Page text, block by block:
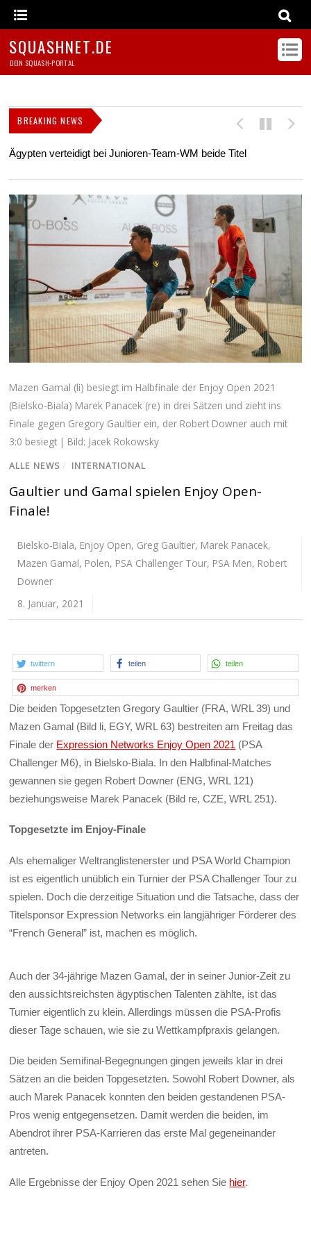
SQUASHNET.DE
DEIN SQUASH-PORTAL
BREAKING NEWS
Ägypten verteidigt bei Junioren-Team-WM beide Titel
Mazen Gamal (li) besiegt im Halbfinale der Enjoy Open 2021
(Bielsko-Biala) Marek Panacek (re) in drei Sätzen und zieht ins
Finale gegen Gregory Gaultier ein, der Robert Downer auch mit
3:0 besiegt | Bild: Jacek Rokowsky
ALLE NEWS / INTERNATIONAL
Gaultier und Gamal spielen Enjoy Open-
Finale!
Bielsko-Biala, Enjoy Open, Greg Gaultier, Marek Panacek,
Mazen Gamal, Polen, PSA Challenger Tour, PSA Men, Robert
Downer
8. Januar, 2021
twittern teilen teilen
merken
Die beiden Topgesetzten Gregory Gaultier (FRA, WRL 39) und
Mazen Gamal (Bild li, EGY, WRL 63) bestreiten am Freitag das
Finale der Expression Networks Enjoy Open 2021 (PSA
Challenger M6), in Bielsko-Biala. In den Halbfinal-Matches
gewannen sie gegen Robert Downer (ENG, WRL 121)
beziehungsweise Marek Panacek (Bild re, CZE, WRL 251).
Topgesetzte im Enjoy-Finale
Als ehemaliger Weltranglistenerster und PSA World Champion
ist es eigentlich unüblich ein Turnier der PSA Challenger Tour zu
spielen. Doch die derzeitige Situation und die Tatsache, dass der
Titelsponsor Expression Networks ein langjähriger Förderer des
“French General” ist, machen es möglich.
Auch der 34-jährige Mazen Gamal, der in seiner Junior-Zeit zu
den aussichtsreichsten ägyptischen Talenten zählte, ist das
Turnier eigentlich zu klein. Allerdings müssen die PSA-Profis
dieser Tage schauen, wie sie zu Wettkampfpraxis gelangen.
Die beiden Semifinal-Begegnungen gingen jeweils klar in drei
Sätzen an die beiden Topgesetzten. Sowohl Robert Downer, als
auch Marek Panacek konnten den beiden gestandenen PSA-
Pros wenig entgegensetzen. Damit werden die beiden, im
Abendrot ihrer PSA-Karrieren das erste Mal gegeneinander
antreten.
Alle Ergebnisse der Enjoy Open 2021 sehen Sie hier.